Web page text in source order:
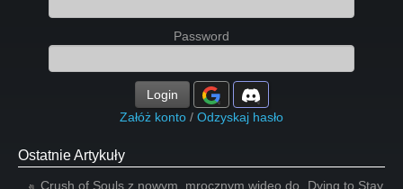
Password
Login
Załóż konto / Odzyskaj hasło
Ostatnie Artykuły
Crush of Souls z nowym, mrocznym wideo do „Dying to Stay